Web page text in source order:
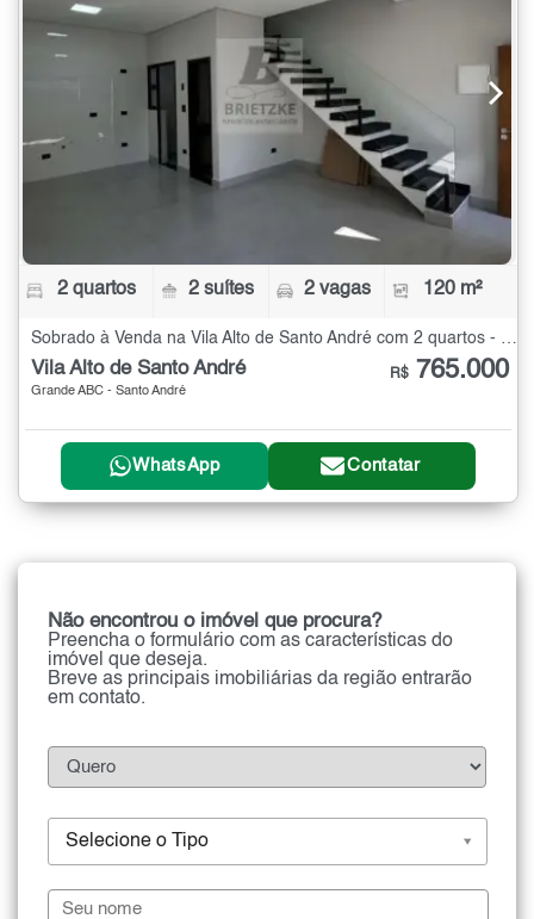
2 quartos 2 suítes 2 vagas 120 m²
Sobrado à Venda na Vila Alto de Santo André com 2 quartos - 120 m²
Vila Alto de Santo André
Grande ABC - Santo André
R$ 765.000
WhatsApp Contatar
Não encontrou o imóvel que procura?
Preencha o formulário com as características do
imóvel que deseja.
Breve as principais imobiliárias da região entrarão
em contato.
Selecione o Tipo